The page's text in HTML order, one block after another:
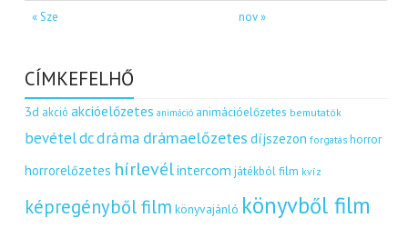
« Sze nov »
CÍMKEFELHŐ
3d akció akcióelőzetes animáció animációelőzetes bemutatók
bevételdcdráma drámaelőzetes díjszezon forgatás horror
horrorelőzetes hírlevélintercom játékból film kvíz
képregényből film könyvajánló könyvből film